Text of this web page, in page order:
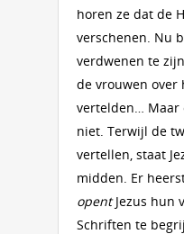
horen ze dat de
verschenen. Nu
verdwenen te
de vrouwen over
vertelden…
niet. Terwijl de
vertellen, staat
midden. Er
opentJezus hun
Schriften te